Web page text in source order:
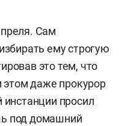
Сам
ему строгую
это тем, что
этом даже прокурор
инстанции просил
под домашний